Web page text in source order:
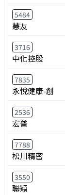
5484
慧友
3716
中化控股
7835
永悅健康-創
2536
宏普
7788
松川精密
3550
聯穎